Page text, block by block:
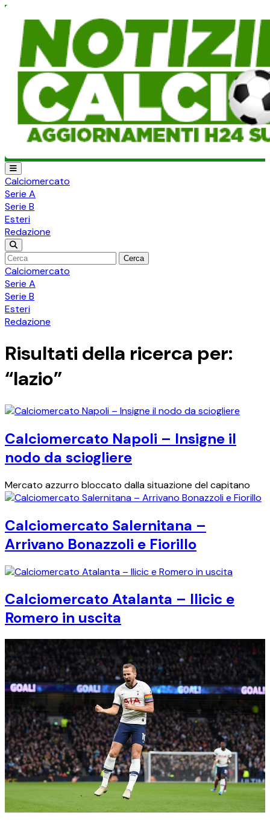
Calciomercato
Serie A
Serie B
Esteri
Redazione
Cerca
Calciomercato
Serie A
Serie B
Esteri
Redazione
Risultati della ricerca per:
“lazio”
Calciomercato Napoli – Insigne il
nodo da sciogliere
Mercato azzurro bloccato dalla situazione del capitano
Calciomercato Salernitana –
Arrivano Bonazzoli e Fiorillo
Calciomercato Atalanta – Ilicic e
Romero in uscita